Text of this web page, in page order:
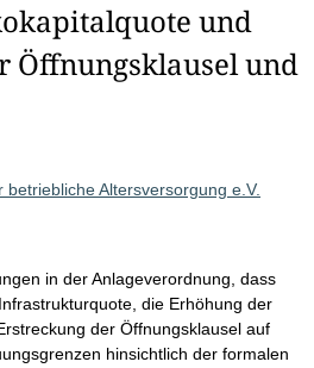
und
Öffnungsklausel und
Altersversorgung e.V.
in der Anlageverordnung, dass
die Erhöhung der
der Öffnungsklausel auf
hinsichtlich der formalen